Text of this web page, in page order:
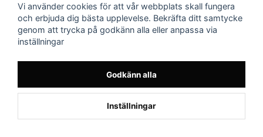
Vi använder cookies för att vår webbplats skall fungera
och erbjuda dig bästa upplevelse. Bekräfta ditt samtycke
genom att trycka på godkänn alla eller anpassa via
inställningar
Godkänn alla
Inställningar